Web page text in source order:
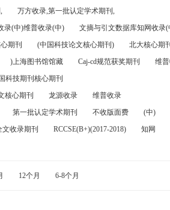
万方收录,第一批认定学术期刊,
录(中)维普收录(中)
文摘与引文数据库知网收录(
期刊 (中国科技论文核心期刊)
北大核心期刊
)上海图书馆馆藏 Caj-cd规范获奖期刊
维
科技期刊核心期刊
核心期刊
龙源收录
维普收录
第一批认定学术期刊 不收版面费
(中)
收录期刊 RCCSE(B+)(2017-2018) 知网
12个月 6-8个月